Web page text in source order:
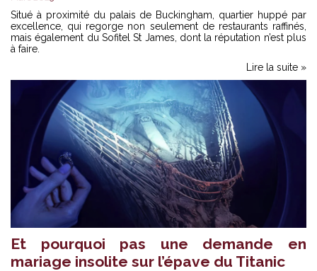
Situé à proximité du palais de Buckingham, quartier huppé par
excellence, qui regorge non seulement de restaurants raffinés,
mais également du Sofitel St James, dont la réputation n’est plus
à faire.
Lire la suite »
Et pourquoi pas une demande en
mariage insolite sur l’épave du Titanic